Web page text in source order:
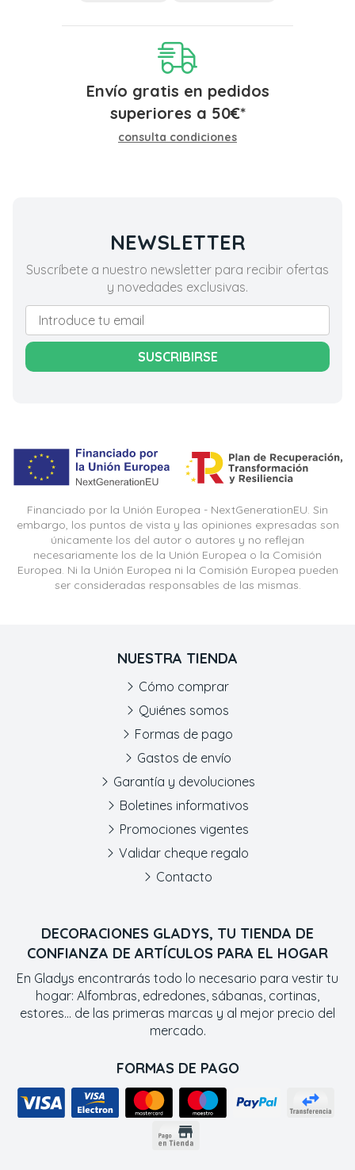
Envío gratis en pedidos
superiores a 50€*
consulta condiciones
NEWSLETTER
Suscríbete a nuestro newsletter para recibir ofertas
y novedades exclusivas.
SUSCRIBIRSE
Financiado por la Unión Europea - NextGenerationEU. Sin
embargo, los puntos de vista y las opiniones expresadas son
únicamente los del autor o autores y no reflejan
necesariamente los de la Unión Europea o la Comisión
Europea. Ni la Unión Europea ni la Comisión Europea pueden
ser consideradas responsables de las mismas.
DECORACIONES GLADYS, TU TIENDA DE
CONFIANZA DE ARTÍCULOS PARA EL HOGAR
En Gladys encontrarás todo lo necesario para vestir tu
hogar: Alfombras, edredones, sábanas, cortinas,
estores... de las primeras marcas y al mejor precio del
mercado.
FORMAS DE PAGO
NUESTRA TIENDA
Cómo comprar
Quiénes somos
Formas de pago
Gastos de envío
Garantía y devoluciones
Boletines informativos
Promociones vigentes
Validar cheque regalo
Contacto